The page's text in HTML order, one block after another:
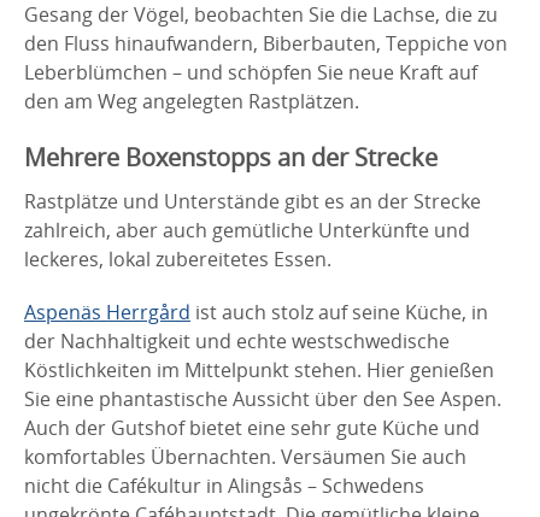
Gesang der Vögel, beobachten Sie die Lachse, die zu
den Fluss hinaufwandern, Biberbauten, Teppiche von
Leberblümchen – und schöpfen Sie neue Kraft auf
den am Weg angelegten Rastplätzen.
Mehrere Boxenstopps an der Strecke
Rastplätze und Unterstände gibt es an der Strecke
zahlreich, aber auch gemütliche Unterkünfte und
leckeres, lokal zubereitetes Essen.
Aspenäs Herrgård ist auch stolz auf seine Küche, in
der Nachhaltigkeit und echte westschwedische
Köstlichkeiten im Mittelpunkt stehen. Hier genießen
Sie eine phantastische Aussicht über den See Aspen.
Auch der Gutshof bietet eine sehr gute Küche und
komfortables Übernachten. Versäumen Sie auch
nicht die Cafékultur in Alingsås – Schwedens